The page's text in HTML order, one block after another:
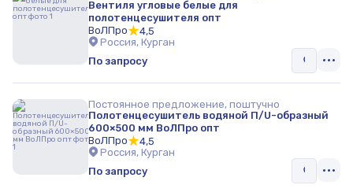
Вентиля угловые белые для
полотенцесушителя опт
ВоЛПро
4,5
Россия, Курган
По запросу
Постоянное предложение, поштучно
Полотенцесушитель водяной П/U-образный
600×500 мм ВоЛПро опт
ВоЛПро
4,5
Россия, Курган
По запросу